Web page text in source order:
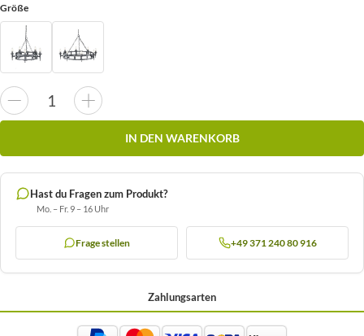
Größe
IN DEN WARENKORB
Hast du Fragen zum Produkt?
Mo. – Fr. 9 – 16 Uhr
Frage stellen +49 371 240 80 916
Zahlungsarten